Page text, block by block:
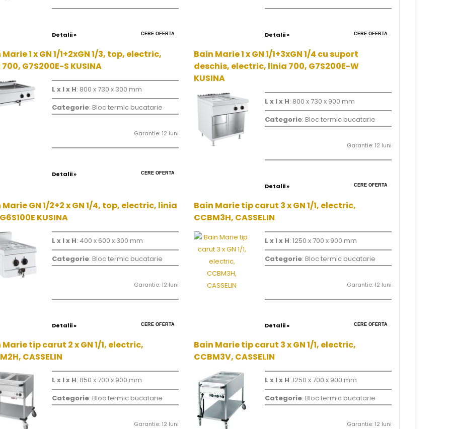
Detalii » CERE OFERTA Detalii » CERE OFERTA
1 x GN 1/1+2xGN 1/3, top, electric,
G7S200E-S KUSINA
L x l x H: 800 x 730 x 300 mm
Categorie: Bloc termic bucatarie
Garantie: 12 luni
Detalii » CERE OFERTA
Bain Marie 1 x GN 1/1+3xGN 1/4 cu suport
deschis, electric, linia 700, G7S200E-W
KUSINA
L x l x H: 800 x 730 x 900 mm
Categorie: Bloc termic bucatarie
Garantie: 12 luni
Detalii » CERE OFERTA
Marie GN 1/2+2 x GN 1/4, top, electric, linia
KUSINA
L x l x H: 400 x 600 x 300 mm
Categorie: Bloc termic bucatarie
Garantie: 12 luni
Detalii » CERE OFERTA
Bain Marie tip carut 3 x GN 1/1, electric,
CCBM3H, CASSELIN
L x l x H: 1250 x 700 x 900 mm
Categorie: Bloc termic bucatarie
Garantie: 12 luni
Detalii » CERE OFERTA
Marie tip carut 2 x GN 1/1, electric,
CASSELIN
L x l x H: 850 x 700 x 900 mm
Categorie: Bloc termic bucatarie
Garantie: 12 luni
Bain Marie tip carut 3 x GN 1/1, electric,
CCBM3V, CASSELIN
L x l x H: 1250 x 700 x 900 mm
Categorie: Bloc termic bucatarie
Garantie: 12 luni